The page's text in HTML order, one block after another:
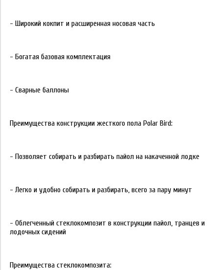
- Широкий кокпит и расширенная носовая часть
- Богатая базовая комплектация
- Сварные баллоны
Преимущества конструкции жесткого пола Polar Bird:
- Позволяет собирать и разбирать пайол на накаченной лодке
- Легко и удобно собирать и разбирать, всего за пару минут
- Облегченный стеклокомпозит в конструкции пайол, транцев и
лодочных сидений
Преимущества стеклокомпозита: